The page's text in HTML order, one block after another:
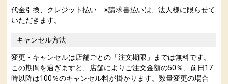
代金引換、クレジット払い ※請求書払いは、法人様に限らせて
いただきます。
キャンセル方法
変更・キャンセルは店舗ごとの「注文期限」までは無料です。
この期間を過ぎますと、店舗によりご注文金額の50％、前日17
時以降は100％のキャンセル料が掛かります。数量変更の場合